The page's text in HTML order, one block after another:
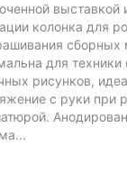
выставкой
колонка для
сборных
для техники
рисунков,
с руки при